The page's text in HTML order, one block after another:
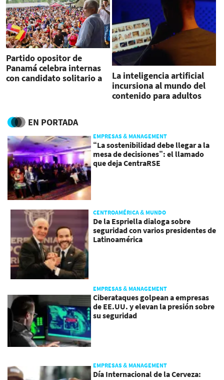
Partido opositor de
Panamá celebra internas
con candidato solitario a
La inteligencia artificial
incursiona al mundo del
contenido para adultos
EN PORTADA
EMPRESAS & MANAGEMENT
“La sostenibilidad debe llegar a la
mesa de decisiones”: el llamado
que deja CentraRSE
CENTROAMÉRICA & MUNDO
De la Espriella dialoga sobre
seguridad con varios presidentes de
Latinoamérica
EMPRESAS & MANAGEMENT
Ciberataques golpean a empresas
de EE.UU. y elevan la presión sobre
su seguridad
EMPRESAS & MANAGEMENT
Día Internacional de la Cerveza: